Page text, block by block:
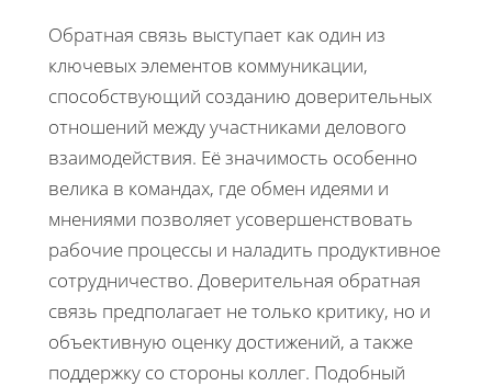
Обратная связь выступает как один из
ключевых элементов коммуникации,
способствующий созданию доверительных
отношений между участниками делового
взаимодействия. Её значимость особенно
велика в командах, где обмен идеями и
мнениями позволяет усовершенствовать
рабочие процессы и наладить продуктивное
сотрудничество. Доверительная обратная
связь предполагает не только критику, но и
объективную оценку достижений, а также
поддержку со стороны коллег. Подобный